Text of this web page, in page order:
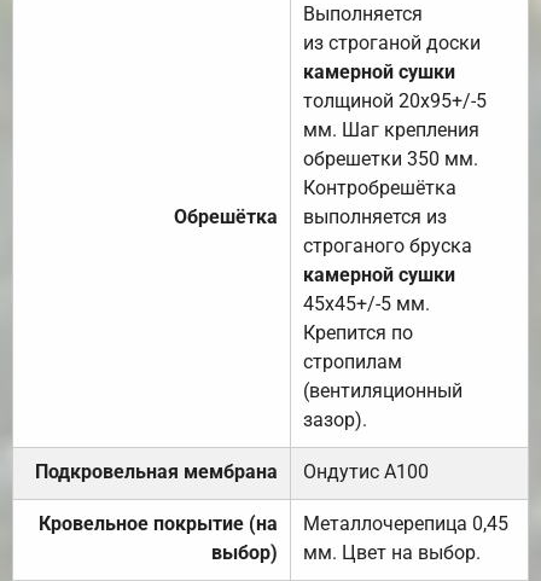
Обрешётка
Выполняется
из строганой доски
камерной сушки
толщиной 20х95+/-5
мм. Шаг крепления
обрешетки 350 мм.
Контробрешётка
выполняется из
строганого бруска
камерной сушки
45х45+/-5 мм.
Крепится по
стропилам
(вентиляционный
зазор).
Подкровельная мембрана Ондутис А100
Кровельное покрытие (на
выбор)
Металлочерепица 0,45
мм. Цвет на выбор.